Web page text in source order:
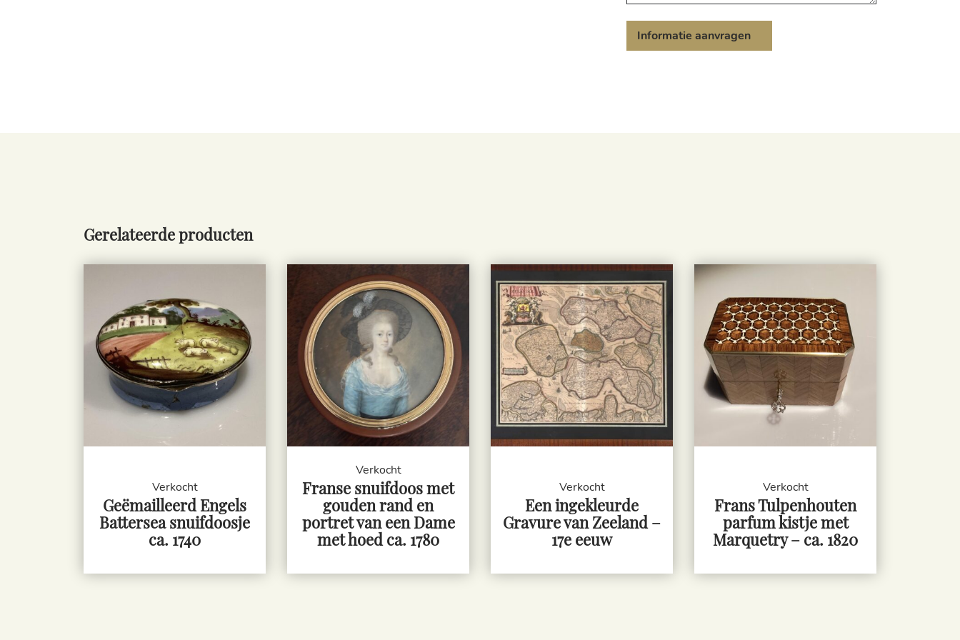
Gerelateerde producten
Verkocht
Geëmailleerd Engels
Battersea snuifdoosje
ca. 1740
Verkocht
Franse snuifdoos met
gouden rand en
portret van een Dame
met hoed ca. 1780
Verkocht
Een ingekleurde
Gravure van Zeeland –
17e eeuw
Verkocht
Frans Tulpenhouten
parfum kistje met
Marquetry – ca. 1820